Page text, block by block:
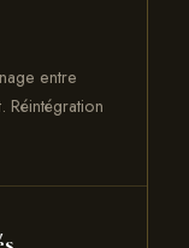
entre
Réintégration